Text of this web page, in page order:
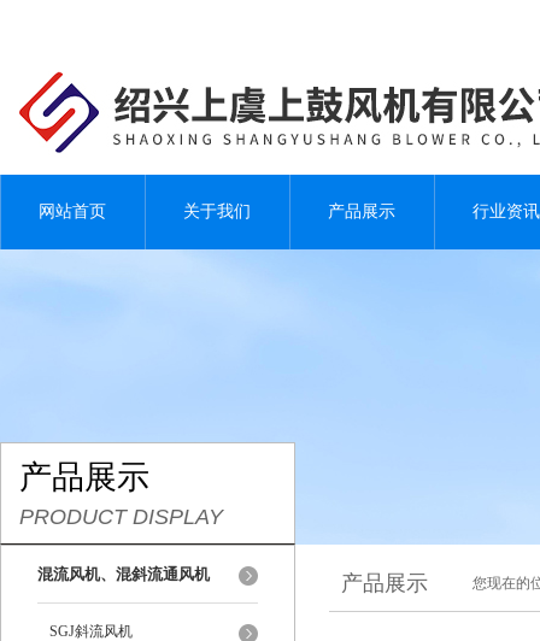
网站首页 关于我们 产品展示 行业资讯
产品展示
PRODUCT DISPLAY
混流风机、混斜流通风机
SGJ斜流风机
产品展示 您现在的